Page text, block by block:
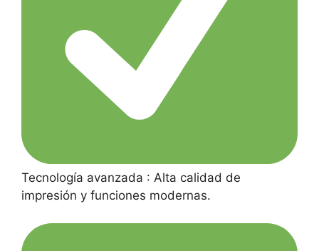
Tecnología avanzada : Alta calidad de
impresión y funciones modernas.